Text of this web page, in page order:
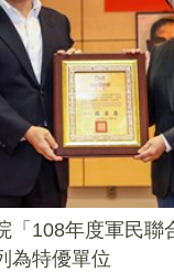
「108年度軍民聯
為特優單位